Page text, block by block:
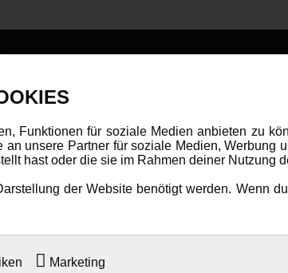
Cookie Einstellungen
LANGUAGE
Funktionen für soziale Medien anbieten zu
an unsere Partner für soziale Medien,
hast oder die sie im Rahmen deiner Nutzung
der Website benötigt werden. Wenn
Marketing